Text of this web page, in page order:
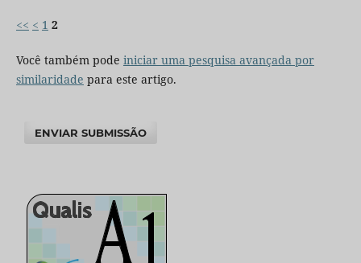
<< < 1 2
Você também pode iniciar uma pesquisa avançada por
similaridade para este artigo.
ENVIAR SUBMISSÃO